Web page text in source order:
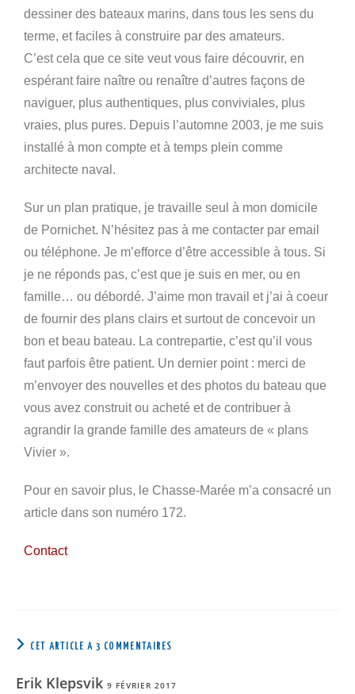
dessiner des bateaux marins, dans tous les sens du
terme, et faciles à construire par des amateurs.
C’est cela que ce site veut vous faire découvrir, en
espérant faire naître ou renaître d’autres façons de
naviguer, plus authentiques, plus conviviales, plus
vraies, plus pures. Depuis l’automne 2003, je me suis
installé à mon compte et à temps plein comme
architecte naval.
Sur un plan pratique, je travaille seul à mon domicile
de Pornichet. N’hésitez pas à me contacter par email
ou téléphone. Je m’efforce d’être accessible à tous. Si
je ne réponds pas, c’est que je suis en mer, ou en
famille… ou débordé. J’aime mon travail et j’ai à coeur
de fournir des plans clairs et surtout de concevoir un
bon et beau bateau. La contrepartie, c’est qu’il vous
faut parfois être patient. Un dernier point : merci de
m’envoyer des nouvelles et des photos du bateau que
vous avez construit ou acheté et de contribuer à
agrandir la grande famille des amateurs de « plans
Vivier ».
Pour en savoir plus, le Chasse-Marée m’a consacré un
article dans son numéro 172.
Contact
CET ARTICLE A 3 COMMENTAIRES
Erik Klepsvik 9 FÉVRIER 2017